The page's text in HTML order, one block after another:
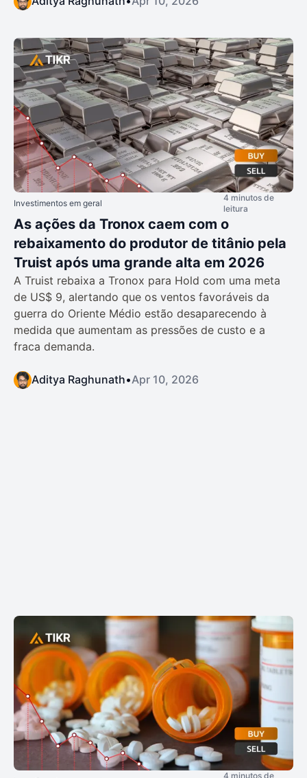
Investimentos em geral
4 minutos de
leitura
As ações da Tronox caem com o
rebaixamento do produtor de titânio pela
Truist após uma grande alta em 2026
A Truist rebaixa a Tronox para Hold com uma meta
de US$ 9, alertando que os ventos favoráveis da
guerra do Oriente Médio estão desaparecendo à
medida que aumentam as pressões de custo e a
fraca demanda.
Aditya Raghunath•Apr 10, 2026
4 minutos de